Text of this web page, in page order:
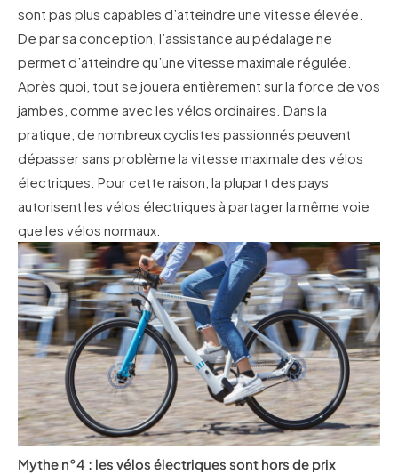
sont pas plus capables d’atteindre une vitesse élevée.
De par sa conception, l’assistance au pédalage ne
permet d’atteindre qu’une vitesse maximale régulée.
Après quoi, tout se jouera entièrement sur la force de vos
jambes, comme avec les vélos ordinaires. Dans la
pratique, de nombreux cyclistes passionnés peuvent
dépasser sans problème la vitesse maximale des vélos
électriques. Pour cette raison, la plupart des pays
autorisent les vélos électriques à partager la même voie
que les vélos normaux.
Mythe n°4 : les vélos électriques sont hors de prix